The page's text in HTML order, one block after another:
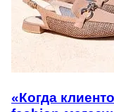
«Когда